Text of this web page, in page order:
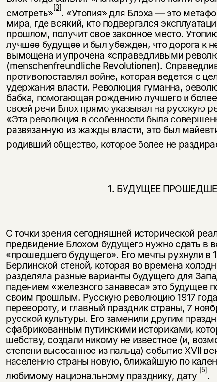
смотреть»[3]. «Утопия» для Блоха — это
мира, где всякий, кто подвергался
прошлом, получит свое законное место.
лучшее будущее и был убежден, что дорога к
вымощена и упрочена «справедливыми
(menschenfreundliche Revolutionen).
противопоставлял войне, ко­торая ведется с
удержания власти. Революция гуманна,
бабка, помогающая рождению лучшего и
своей речи Блох прямо указывал на русскую
«Эта революция в особенности была
развязанную из жажды власти, это был
родивший общество, которое более не
1. БУДУЩЕЕ
С точки зрения сегодняшней исторической
предви­дение Блохом будущего нужно сдать в
«прошедшего бу­дущего». Его мечты рухнули в
Берлинской стеной, которая во времена
разделяла разные варианты будущего для
падением «железного занавеса» это будущее
своим прошлым. Русскую революцию 1917
перевороту, и главный праздник страны, 7
русской культуры. Его заменили другим
сфабрикованным путинскими историками,
шебству, создали никому не известное (и,
степени высосанное из пальца) событие XVII
населению страны новую, ближайшую по
любимому националь­ному празднику, дату [5].